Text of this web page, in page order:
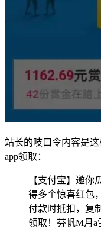
站长的吱口令内容是
app领取：
【支付宝】邀你
得多个惊喜红包
付款时抵扣，复
领取！芬帆M月a